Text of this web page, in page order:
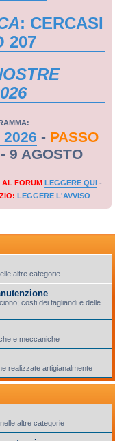
: CERCASI
207
2026 - PASSO
- 9 AGOSTO
AL FORUM LEGGERE QUI -
LEGGERE L'AVVISO
altre categorie
costi dei tagliandi e delle
e meccaniche
realizzate artigianalmente
altre categorie